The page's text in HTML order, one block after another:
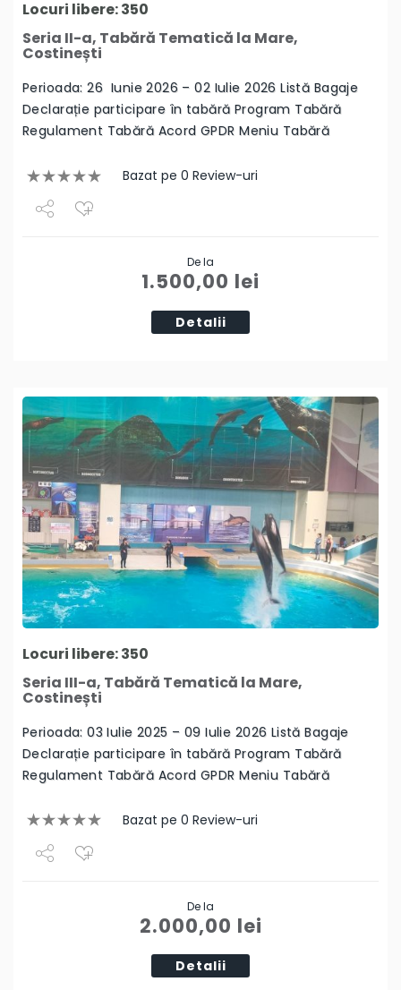
Locuri libere: 350
Seria II-a, Tabără Tematică la Mare,
Costinești
Perioada: 26 Iunie 2026 – 02 Iulie 2026 Listă Bagaje
Declarație participare în tabără Program Tabără
Regulament Tabără Acord GPDR Meniu Tabără
Bazat pe 0 Review-uri
De la
1.500,00 lei
Detalii
Locuri libere: 350
Seria III-a, Tabără Tematică la Mare,
Costinești
Perioada: 03 Iulie 2025 – 09 Iulie 2026 Listă Bagaje
Declarație participare în tabără Program Tabără
Regulament Tabără Acord GPDR Meniu Tabără
Bazat pe 0 Review-uri
De la
2.000,00 lei
Detalii